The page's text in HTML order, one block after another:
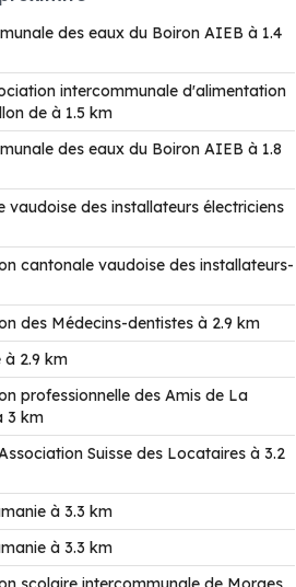
des eaux du Boiron AIEB à 1.4
intercommunale d'alimentation
de à 1.5 km
des eaux du Boiron AIEB à 1.8
vaudoise des installateurs électriciens
cantonale vaudoise des installateurs-
des Médecins-dentistes à 2.9 km
à 2.9 km
professionnelle des Amis de La
3 km
Suisse des Locataires à 3.2
à 3.3 km
à 3.3 km